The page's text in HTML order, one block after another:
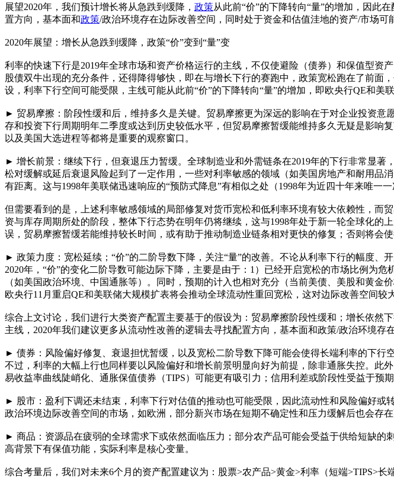
展望2020年，我们预计增长将从急跌到缓降， 政策从此前“价”的下降转向“量”的增加，因此
置方向，基本面和政策/政治环境存在边际改善空间，同时处于资金和估值洼地的资产/市场可
2020年展望：增长从急跌到缓降，政策“价”变到“量”变
利率的快速下行是2019年全球市场和资产价格运行的主线，不仅使避险（债券）和保值型
股债双牛出现的充分条件，还得降得够快，即在与增长下行的赛跑中，政策宽松跑在了前面
设，利率下行空间可能受限，主线可能从此前“价”的下降转向“量”的增加，即欧央行QE和美
► 贸易摩擦：阶段性缓和后，维持多久是关键。贸易摩擦更为深远的影响在于对企业投资
存和投资下行周期明年二季度或达到历史较低水平，但贸易摩擦暂缓能维持多久无疑是影响
以及美国大选进程等都将是重要的观察窗口。
► 增长前景：继续下行，但衰退压力暂缓。全球制造业和外需链条在2019年的下行非常显
松对缓解或延后衰退风险起到了一定作用，一些对利率敏感的领域（如美国房地产和耐用
有距离。这与1998年美联储迅速响应的“预防式降息”有相似之处（1998年为近四十年来唯一
但需要看到的是，上述利率敏感领域的局部修复对货币宽松和低利率环境有较大依赖性，
资与库存周期所处的阶段，整体下行态势在明年仍将继续，这与1998年处于新一轮全球化
误，贸易摩擦暂缓若能维持较长时间，或有助于推动制造业链条相对更快的修复；否则将会
► 政策力度：宽松延续；“价”的二阶导数下降，关注“量”的改善。不论从利率下行的幅度
2020年，“价”的变化二阶导数可能边际下降，主要是由于：1）已经开启宽松的市场比例为
（如美国政治环境、中国通胀等）。同时，预期的计入也相对充分（当前美债、美股和黄金
欧央行11月重启QE和美联储大规模扩表将会推动全球流动性重回宽松，这对边际改善空间较
综合上文讨论，我们进行大类资产配置主要基于的假设为：贸易摩擦阶段性缓和；增长依然
主线，2020年我们建议更多从流动性改善的逻辑去寻找配置方向，基本面和政策/政治环境
► 债券：风险偏好修复、衰退担忧暂缓，以及宽松二阶导数下降可能会使得长端利率的下行
不过，利率的大幅上行也同样要以风险偏好和增长前景明显向好为前提，除非通胀失控。
易收益率曲线陡峭化、通胀保值债券（TIPS）可能更有吸引力；信用利差或阶段性受益于预
► 股市：盈利下调还未结束，利率下行对估值的推动也可能受限，因此流动性和风险偏好
政治环境边际改善空间的市场，如欧洲，部分新兴市场在短期不确定性和压力缓解后也会存在
► 商品：资源品在疲弱的全球需求下或依然面临压力；部分农产品可能会受益于供给短缺
高背景下有保值功能，实际利率是核心变量。
综合考量后，我们对未来6个月的资产配置建议为：股票>农产品>黄金>利率（短端>TIPS>长